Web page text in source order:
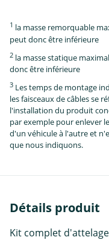
1 la masse remorquable
peut donc être inférieure
2 la masse statique
donc être inférieure
3 Les temps de montage
les faisceaux de câbles se
l'installation du produit
par exemple pour enlever
d'un véhicule à l'autre et
que nous indiquons.
Détails produit
Kit complet